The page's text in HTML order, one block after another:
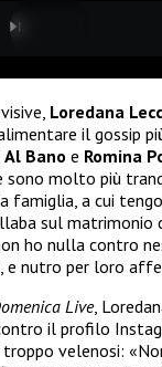
Loredana
il gossip
Al Bano e Romina
sono molto più
famiglia, a cui
sul matrimonio
ho nulla contro
e nutro per loro
Live,
il profilo
velenosi: